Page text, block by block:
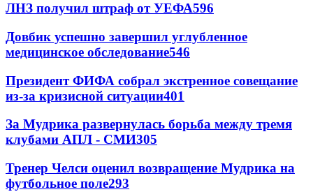
ЛНЗ получил штраф от УЕФА596
Довбик успешно завершил углубленное
медицинское обследование546
Президент ФИФА собрал экстренное совещание
из-за кризисной ситуации401
За Мудрика развернулась борьба между тремя
клубами АПЛ - СМИ305
Тренер Челси оценил возвращение Мудрика на
футбольное поле293